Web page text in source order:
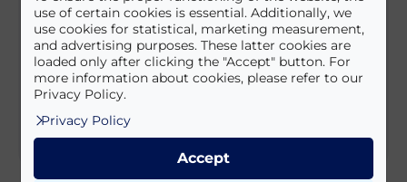
2024.09.19. 13:30
use of certain cookies is essential. Additionally, we
use cookies for statistical, marketing measurement,
and advertising purposes. These latter cookies are
loaded only after clicking the "Accept" button. For
more information about cookies, please refer to our
Privacy Policy.
Privacy Policy
Accept